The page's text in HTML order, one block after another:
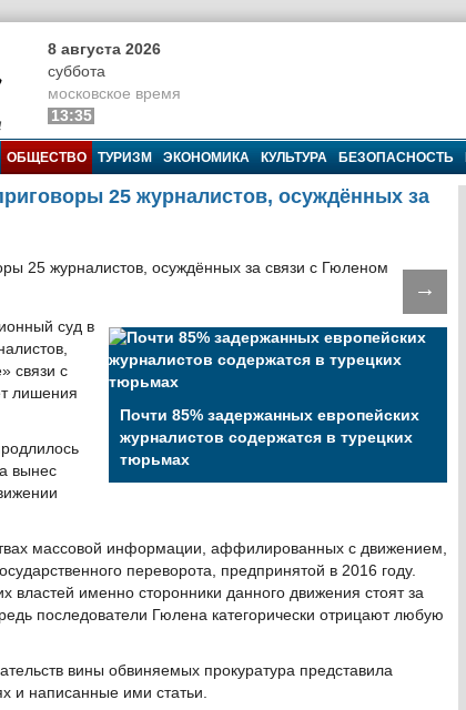
8 августа 2026
суббота
московское время
13:35
ОБЩЕСТВО ТУРИЗМ ЭКОНОМИКА КУЛЬТУРА БЕЗОПАСНОСТЬ
25 журналистов, осуждённых за
→
Почти 85% задержанных европейских
журналистов содержатся в турецких
тюрьмах
суд в
связи с
лишения
вынес
массовой информации, аффилированных с движением,
переворота, предпринятой в 2016 году.
властей именно сторонники данного движения стоят за
последователи Гюлена категорически отрицают любую
вины обвиняемых прокуратура представила
и написанные ими статьи.